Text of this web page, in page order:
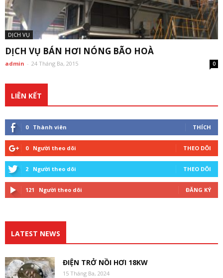
DỊCH VỤ
DỊCH VỤ BÁN HƠI NÓNG BÃO HOÀ
admin - 24 Tháng Ba, 2015 0
LIÊN KẾT
0 Thành viên THÍCH
0 Người theo dõi THEO DÕI
2 Người theo dõi THEO DÕI
121 Người theo dõi ĐĂNG KÝ
LATEST NEWS
ĐIỆN TRỞ NỒI HƠI 18KW
15 Tháng Ba, 2024